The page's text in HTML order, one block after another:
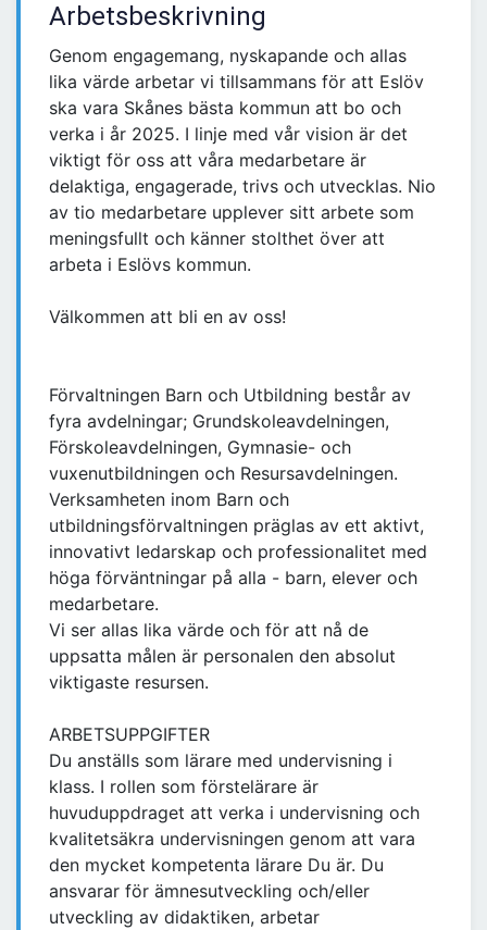
Arbetsbeskrivning
Genom engagemang, nyskapande och allas
lika värde arbetar vi tillsammans för att Eslöv
ska vara Skånes bästa kommun att bo och
verka i år 2025. I linje med vår vision är det
viktigt för oss att våra medarbetare är
delaktiga, engagerade, trivs och utvecklas. Nio
av tio medarbetare upplever sitt arbete som
meningsfullt och känner stolthet över att
arbeta i Eslövs kommun.
Välkommen att bli en av oss!
Förvaltningen Barn och Utbildning består av
fyra avdelningar; Grundskoleavdelningen,
Förskoleavdelningen, Gymnasie- och
vuxenutbildningen och Resursavdelningen.
Verksamheten inom Barn och
utbildningsförvaltningen präglas av ett aktivt,
innovativt ledarskap och professionalitet med
höga förväntningar på alla - barn, elever och
medarbetare.
Vi ser allas lika värde och för att nå de
uppsatta målen är personalen den absolut
viktigaste resursen.
ARBETSUPPGIFTER
Du anställs som lärare med undervisning i
klass. I rollen som förstelärare är
huvuduppdraget att verka i undervisning och
kvalitetsäkra undervisningen genom att vara
den mycket kompetenta lärare Du är. Du
ansvarar för ämnesutveckling och/eller
utveckling av didaktiken, arbetar